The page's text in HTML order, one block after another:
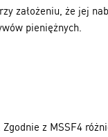
założeniu, że jej
pieniężnych.
z MSSF4